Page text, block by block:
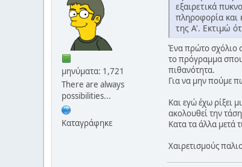
μηνύματα: 1,721
There are always
possibilities...
Καταγράφηκε
εξαιρετικά
πληροφορία και
της Α'. Εκτιμώ
Ένα πρώτο σχόλιο
το πρόγραμμα
πιθανότητα.
Για να μην πούμε
Και εγώ έχω ρίξει
ακολουθεί την
Κατα τα άλλα μετά
Χαιρετισμούς